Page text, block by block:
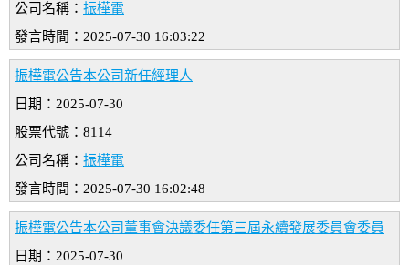
公司名稱： 振樺電
發言時間：2025-07-30 16:03:22
振樺電公告本公司新任經理人
日期：2025-07-30
股票代號：8114
公司名稱： 振樺電
發言時間：2025-07-30 16:02:48
振樺電公告本公司董事會決議委任第三屆永續發展委員會委員
日期：2025-07-30